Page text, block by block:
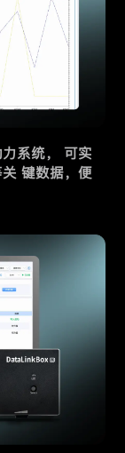
系统， 可实
键数据，便